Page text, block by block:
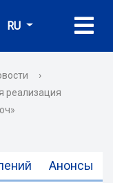
RU
›
реализация
Анонсы